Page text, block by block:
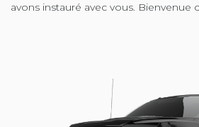
avons instauré avec vous. Bienvenue